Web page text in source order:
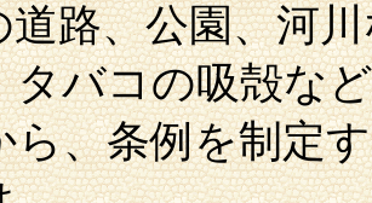
路、公園、河川
タバコの吸殻な
ら、条例を制定